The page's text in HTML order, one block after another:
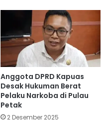
Anggota DPRD Kapuas
Desak Hukuman Berat
Pelaku Narkoba di Pulau
Petak
2 Desember 2025